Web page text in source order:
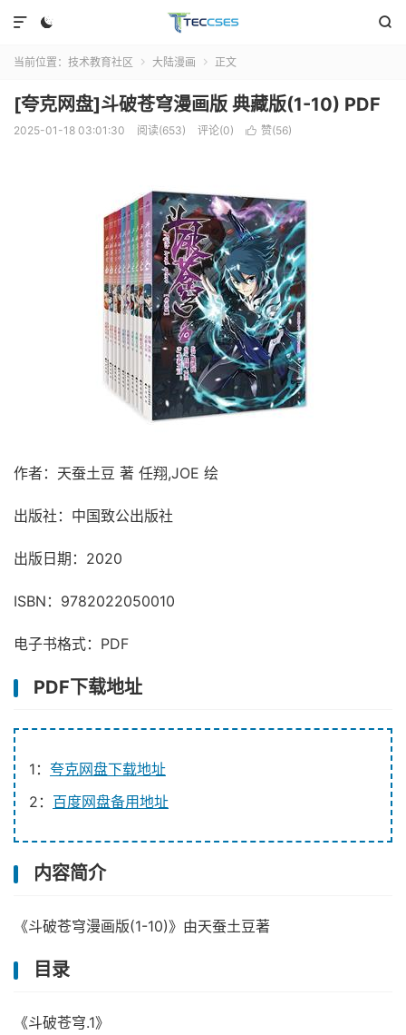
 

当前位置： 技术教育社区  大陆漫画  正文
[夸克网盘]斗破苍穹漫画版 典藏版(1-10) PDF
2025-01-18 03:01:30 阅读(653) 评论(0)  赞(56)
作者：天蚕土豆 著 任翔,JOE 绘
出版社：中国致公出版社
出版日期：2020
ISBN：9782022050010
电子书格式：PDF
PDF下载地址
1： 夸克网盘下载地址
2： 百度网盘备用地址
内容简介
《斗破苍穹漫画版(1-10)》由天蚕土豆著
目录
《斗破苍穹.1》